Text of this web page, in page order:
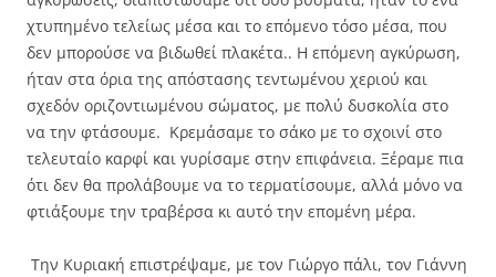
χτυπημένο τελείως μέσα και το επόμενο τόσο μέσα, που
δεν μπορούσε να βιδωθεί πλακέτα.. Η επόμενη αγκύρωση,
ήταν στα όρια της απόστασης τεντωμένου χεριού και
σχεδόν οριζοντιωμένου σώματος, με πολύ δυσκολία στο
να την φτάσουμε. Κρεμάσαμε το σάκο με το σχοινί στο
τελευταίο καρφί και γυρίσαμε στην επιφάνεια. Ξέραμε πια
ότι δεν θα προλάβουμε να το τερματίσουμε, αλλά μόνο να
φτιάξουμε την τραβέρσα κι αυτό την επομένη μέρα.
Την Κυριακή επιστρέψαμε, με τον Γιώργο πάλι, τον Γιάννη